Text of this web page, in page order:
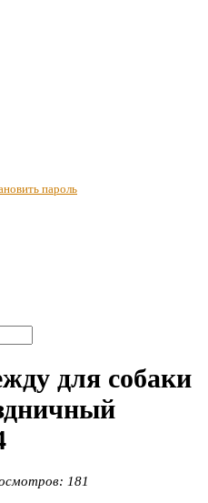
пароль
для собаки
181